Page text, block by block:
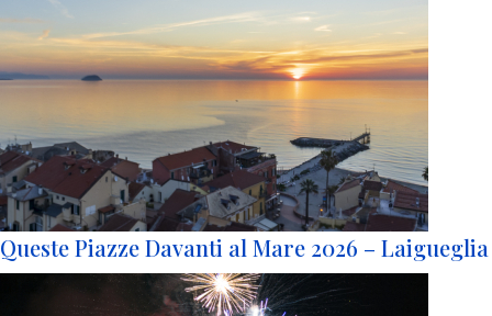
Queste Piazze Davanti al Mare 2026 – Laigueglia